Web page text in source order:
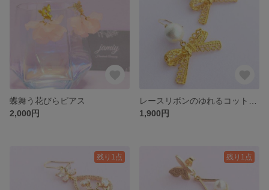
蝶舞う花びらピアス
2,000円
1,900円
残り1点 残り1点